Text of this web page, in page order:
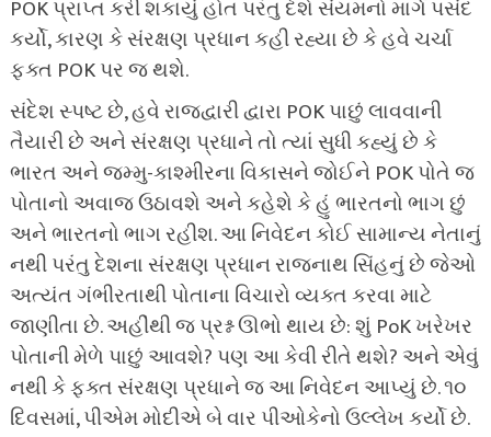
POK પ્રાપ્ત કરી શકાયું હોત પરંતુ દેશે સંયમનો માર્ગ પસંદ
કર્યો, કારણ કે સંરક્ષણ પ્રધાન કહી રહ્યા છે કે હવે ચર્ચા
ફક્ત POK પર જ થશે.
સંદેશ સ્પષ્ટ છે, હવે રાજદ્વારી દ્વારા POK પાછું લાવવાની
તૈયારી છે અને સંરક્ષણ પ્રધાને તો ત્યાં સુધી કહ્યું છે કે
ભારત અને જમ્મુ-કાશ્મીરના વિકાસને જોઈને POK પોતે જ
પોતાનો અવાજ ઉઠાવશે અને કહેશે કે હું ભારતનો ભાગ છું
અને ભારતનો ભાગ રહીશ. આ નિવેદન કોઈ સામાન્ય નેતાનું
નથી પરંતુ દેશના સંરક્ષણ પ્રધાન રાજનાથ સિંહનું છે જેઓ
અત્યંત ગંભીરતાથી પોતાના વિચારો વ્યક્ત કરવા માટે
જાણીતા છે. અહીંથી જ પ્રશ્ન ઊભો થાય છે: શું PoK ખરેખર
પોતાની મેળે પાછું આવશે? પણ આ કેવી રીતે થશે? અને એવું
નથી કે ફક્ત સંરક્ષણ પ્રધાને જ આ નિવેદન આપ્યું છે. ૧૦
દિવસમાં, પીએમ મોદીએ બે વાર પીઓકેનો ઉલ્લેખ કર્યો છે.